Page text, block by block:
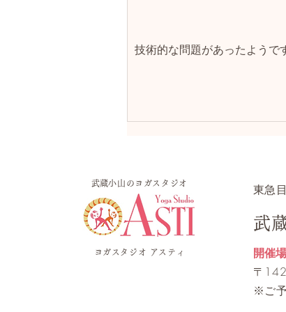
前屈が苦手な方へ
技術的な問題があったようで
​武蔵小山のヨガスタジオ
ヨガスタジオ アスティ
東急
武
開催
〒
※ご